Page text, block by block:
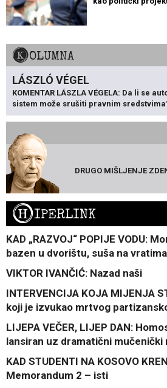
KOLUMNA
LÁSZLÓ VÉGEL
KOMENTAR LÁSZLA VÉGELA: Da li se
sistem može srušiti pravnim
DRUGO MIŠLJENJE
HIPERLINK
KAD „RAZVOJ“ POPIJE VODU:
bazen u dvorištu, suša na vratima
VIKTOR IVANČIĆ: Nazad naši
INTERVENCIJA KOJA MIJENJA
koji je izvukao mrtvog
LIJEPA VEČER, LIJEP DAN:
lansiran uz dramatični mučenički
KAD STUDENTI NA KOSOVO
Memorandum 2 – isti